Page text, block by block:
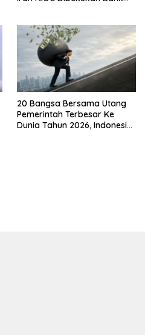
20 Bangsa Bersama Utang
Pemerintah Terbesar Ke
Dunia Tahun 2026, Indonesia